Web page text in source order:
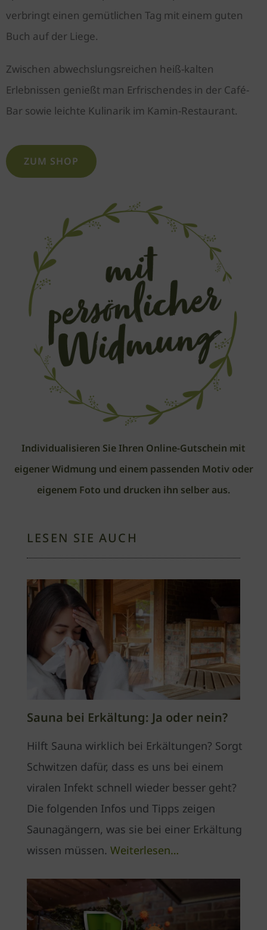
verbringt einen gemütlichen Tag mit einem guten
Buch auf der Liege.
Zwischen abwechslungsreichen heiß-kalten
Erlebnissen genießt man Erfrischendes in der Café-
Bar sowie leichte Kulinarik im Kamin-Restaurant.
ZUM SHOP
Individualisieren Sie Ihren Online-Gutschein mit
eigener Widmung und einem passenden Motiv oder
eigenem Foto und drucken ihn selber aus.
LESEN SIE AUCH
Sauna bei Erkältung: Ja oder nein?
Hilft Sauna wirklich bei Erkältungen? Sorgt
Schwitzen dafür, dass es uns bei einem
viralen Infekt schnell wieder besser geht?
Die folgenden Infos und Tipps zeigen
Saunagängern, was sie bei einer Erkältung
wissen müssen. Weiterlesen…